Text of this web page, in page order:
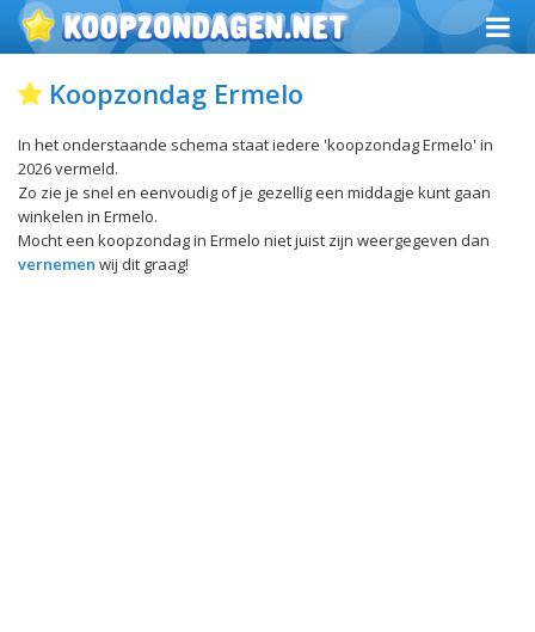
Koopzondag Ermelo
In het onderstaande schema staat iedere 'koopzondag Ermelo' in
2026 vermeld.
Zo zie je snel en eenvoudig of je gezellig een middagje kunt gaan
winkelen in Ermelo.
Mocht een koopzondag in Ermelo niet juist zijn weergegeven dan
vernemen wij dit graag!